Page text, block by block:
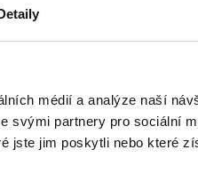
médií a analýze naší
svými partnery pro sociální
jste jim poskytli nebo které
– 55
z kapitoly